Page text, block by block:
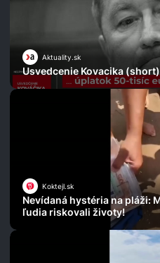
Aktuality.sk
Usvedcenie Kovacika (short)
Koktejl.sk
Nevídaná hystéria na pláži:
ľudia riskovali životy!